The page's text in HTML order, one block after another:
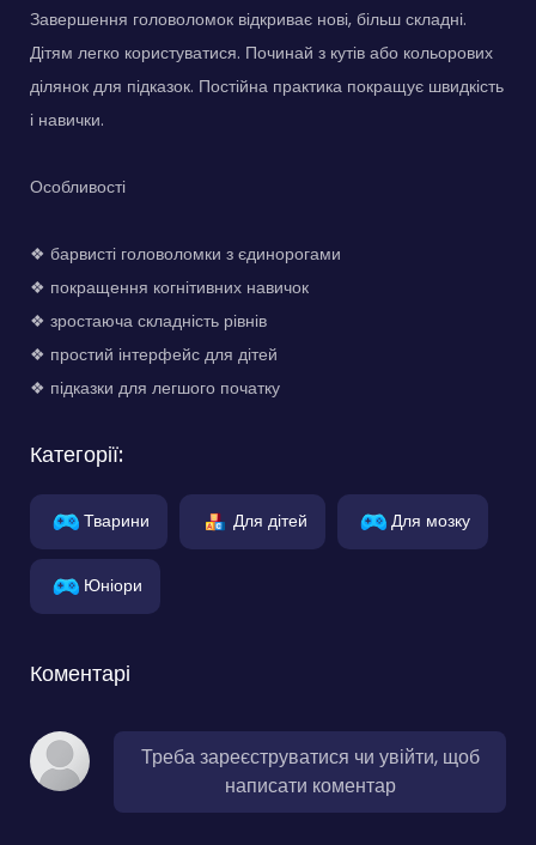
Завершення головоломок відкриває нові, більш складні.
Дітям легко користуватися. Починай з кутів або кольорових
ділянок для підказок. Постійна практика покращує швидкість
і навички.
Особливості
❖ барвисті головоломки з єдинорогами
❖ покращення когнітивних навичок
❖ зростаюча складність рівнів
❖ простий інтерфейс для дітей
❖ підказки для легшого початку
Категорії:
Тварини Для дітей Для мозку
Юніори
Коментарі
Треба зареєструватися чи увійти, щоб
написати коментар